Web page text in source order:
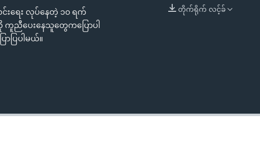
EMBED
တိုက်ရိုက် လင့်ခ်
းရေး လုပ်နေတဲ့ ၁၀ ရက်
ကူညီပေးနေသူတွေကပြောပါ
ြပါမယ်။